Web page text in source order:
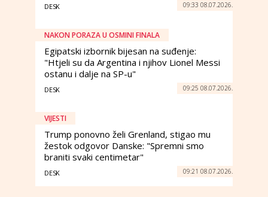
DESK 09:33 08.07.2026.
NAKON PORAZA U OSMINI FINALA
Egipatski izbornik bijesan na suđenje:
"Htjeli su da Argentina i njihov Lionel Messi
ostanu i dalje na SP-u"
DESK 09:25 08.07.2026.
VIJESTI
Trump ponovno želi Grenland, stigao mu
žestok odgovor Danske: "Spremni smo
braniti svaki centimetar"
DESK 09:21 08.07.2026.